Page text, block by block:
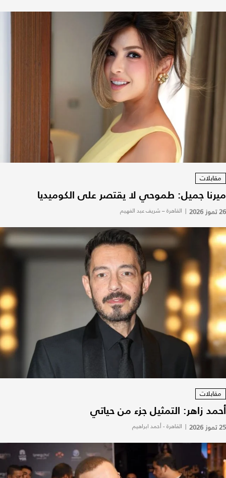
مقابلات
ميرنا جميل: طموحي لا يقتصر على الكوميديا
26 تموز 2026 | القاهرة – شريف عبد الفهيم
مقابلات
أحمد زاهر: التمثيل جزء من حياتي
25 تموز 2026 | القاهرة - أحمد ابراهيم